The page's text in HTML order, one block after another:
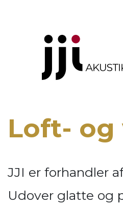
Loft-
JJI er forhandler
Udover glatte og